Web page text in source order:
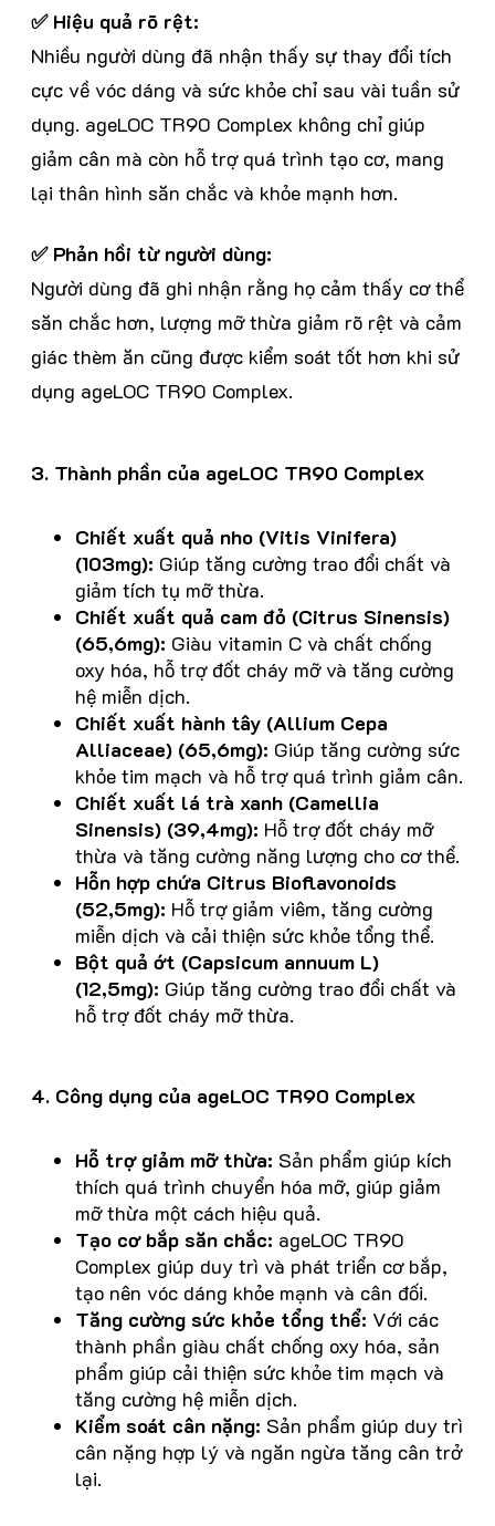
✅ Hiệu quả rõ rệt:
Nhiều người dùng đã nhận thấy sự thay đổi tích
cực về vóc dáng và sức khỏe chỉ sau vài tuần sử
dụng. ageLOC TR90 Complex không chỉ giúp
giảm cân mà còn hỗ trợ quá trình tạo cơ, mang
lại thân hình săn chắc và khỏe mạnh hơn.
✅ Phản hồi từ người dùng:
Người dùng đã ghi nhận rằng họ cảm thấy cơ thể
săn chắc hơn, lượng mỡ thừa giảm rõ rệt và cảm
giác thèm ăn cũng được kiểm soát tốt hơn khi sử
dụng ageLOC TR90 Complex.
3. Thành phần của ageLOC TR90 Complex
Chiết xuất quả nho (Vitis Vinifera)
(103mg): Giúp tăng cường trao đổi chất và
giảm tích tụ mỡ thừa.
Chiết xuất quả cam đỏ (Citrus Sinensis)
(65,6mg): Giàu vitamin C và chất chống
oxy hóa, hỗ trợ đốt cháy mỡ và tăng cường
hệ miễn dịch.
Chiết xuất hành tây (Allium Cepa
Alliaceae) (65,6mg): Giúp tăng cường sức
khỏe tim mạch và hỗ trợ quá trình giảm cân.
Chiết xuất lá trà xanh (Camellia
Sinensis) (39,4mg): Hỗ trợ đốt cháy mỡ
thừa và tăng cường năng lượng cho cơ thể.
Hỗn hợp chứa Citrus Bioflavonoids
(52,5mg): Hỗ trợ giảm viêm, tăng cường
miễn dịch và cải thiện sức khỏe tổng thể.
Bột quả ớt (Capsicum annuum L)
(12,5mg): Giúp tăng cường trao đổi chất và
hỗ trợ đốt cháy mỡ thừa.
4. Công dụng của ageLOC TR90 Complex
Hỗ trợ giảm mỡ thừa: Sản phẩm giúp kích
thích quá trình chuyển hóa mỡ, giúp giảm
mỡ thừa một cách hiệu quả.
Tạo cơ bắp săn chắc: ageLOC TR90
Complex giúp duy trì và phát triển cơ bắp,
tạo nên vóc dáng khỏe mạnh và cân đối.
Tăng cường sức khỏe tổng thể: Với các
thành phần giàu chất chống oxy hóa, sản
phẩm giúp cải thiện sức khỏe tim mạch và
tăng cường hệ miễn dịch.
Kiểm soát cân nặng: Sản phẩm giúp duy trì
cân nặng hợp lý và ngăn ngừa tăng cân trở
lại.